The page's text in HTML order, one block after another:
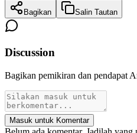
Bagikan Salin Tautan
Discussion
Bagikan pemikiran dan pendapat
Masuk untuk Komentar